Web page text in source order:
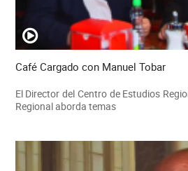
Café Cargado con Manuel Tobar
El Director del Centro de Estudios
Regional aborda temas